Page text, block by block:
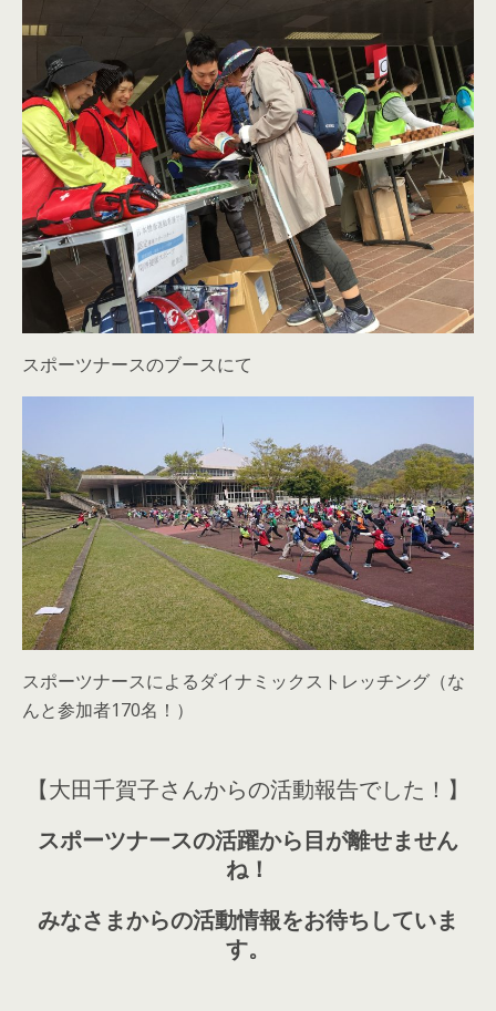
スポーツナースのブースにて
スポーツナースによるダイナミックストレッチング（な
んと参加者170名！）
【大田千賀子さんからの活動報告でした！】
スポーツナースの活躍から目が離せません
ね！
みなさまからの活動情報をお待ちしていま
す。